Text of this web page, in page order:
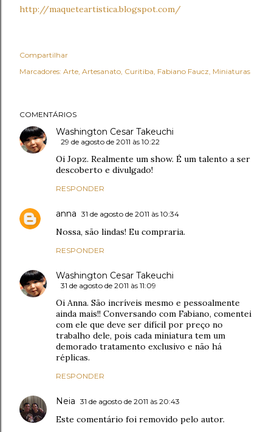
http://maqueteartistica.blogspot.com/
Compartilhar
Marcadores: Arte Artesanato Curitiba Fabiano Faucz Miniaturas
COMENTÁRIOS
Washington Cesar Takeuchi
29 de agosto de 2011 às 10:22
Oi Jopz. Realmente um show. É um talento a ser
descoberto e divulgado!
RESPONDER
anna 31 de agosto de 2011 às 10:34
Nossa, são lindas! Eu compraria.
RESPONDER
Washington Cesar Takeuchi
31 de agosto de 2011 às 11:09
Oi Anna. São incríveis mesmo e pessoalmente
ainda mais!! Conversando com Fabiano, comentei
com ele que deve ser difícil por preço no
trabalho dele, pois cada miniatura tem um
demorado tratamento exclusivo e não há
réplicas.
RESPONDER
Neia 31 de agosto de 2011 às 20:43
Este comentário foi removido pelo autor.